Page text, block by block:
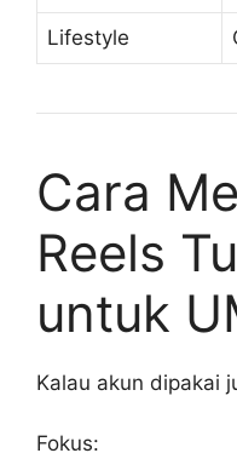
Lifestyle
Cara
Reels
untuk
Kalau akun dipakai
Fokus: